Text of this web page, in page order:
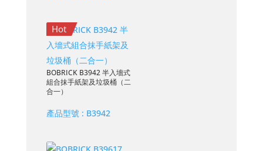
Hot
BOBRICK B3942 半入墻式
組合抹手紙架及垃圾桶（二
合一）
產品型號 : B3942